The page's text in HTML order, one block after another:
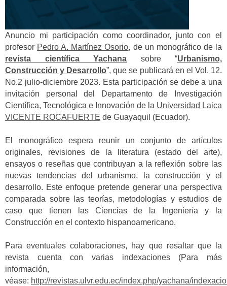
Anuncio mi participación como coordinador, junto con el
profesor Pedro A. Martínez Osorio, de un monográfico de la
revista científica Yachana sobre “Urbanismo,
Construcción y Desarrollo”, que se publicará en el Vol. 12.
No.2 julio-diciembre 2023. Esta participación se debe a una
invitación personal del Departamento de Investigación
Científica, Tecnológica e Innovación de la Universidad Laica
VICENTE ROCAFUERTE de Guayaquil (Ecuador).
El monográfico espera reunir un conjunto de artículos
originales, revisiones de la literatura (estado del arte),
ensayos o reseñas que contribuyan a la reflexión sobre las
nuevas tendencias del urbanismo, la construcción y el
desarrollo. Este enfoque pretende generar una perspectiva
comparada sobre las teorías, metodologías y estudios de
caso que tienen las Ciencias de la Ingeniería y la
Construcción en el contexto hispanoamericano.
Para eventuales colaboraciones, hay que resaltar que la
revista cuenta con varias indexaciones (Para más
información,
véase: http://revistas.ulvr.edu.ec/index.php/yachana/